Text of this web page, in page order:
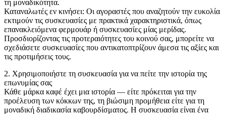
τη μοναδικότητα.
Καταναλωτές εν κινήσει: Οι αγοραστές που αναζητούν την ευκολία
εκτιμούν τις συσκευασίες με πρακτικά χαρακτηριστικά, όπως
επανακλειόμενα φερμουάρ ή συσκευασίες μίας μερίδας.
Προσδιορίζοντας τις προτεραιότητες του κοινού σας, μπορείτε να
σχεδιάσετε συσκευασίες που αντικατοπτρίζουν άμεσα τις αξίες και
τις προτιμήσεις τους.
2. Χρησιμοποιήστε τη συσκευασία για να πείτε την ιστορία της
επωνυμίας σας
Κάθε μάρκα καφέ έχει μια ιστορία — είτε πρόκειται για την
προέλευση των κόκκων της, τη βιώσιμη προμήθεια είτε για τη
μοναδική διαδικασία καβουρδίσματος. Η συσκευασία είναι ένα